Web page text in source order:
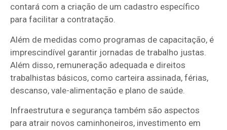
contará com a criação de um cadastro específico
para facilitar a contratação.
Além de medidas como programas de capacitação, é
imprescindível garantir jornadas de trabalho justas.
Além disso, remuneração adequada e direitos
trabalhistas básicos, como carteira assinada, férias,
descanso, vale-alimentação e plano de saúde.
Infraestrutura e segurança também são aspectos
para atrair novos caminhoneiros, investimento em